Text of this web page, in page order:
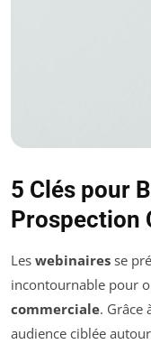
5 Clés pour
Prospection
Les webinaires se
incontournable pour
commerciale. Grâce
audience ciblée